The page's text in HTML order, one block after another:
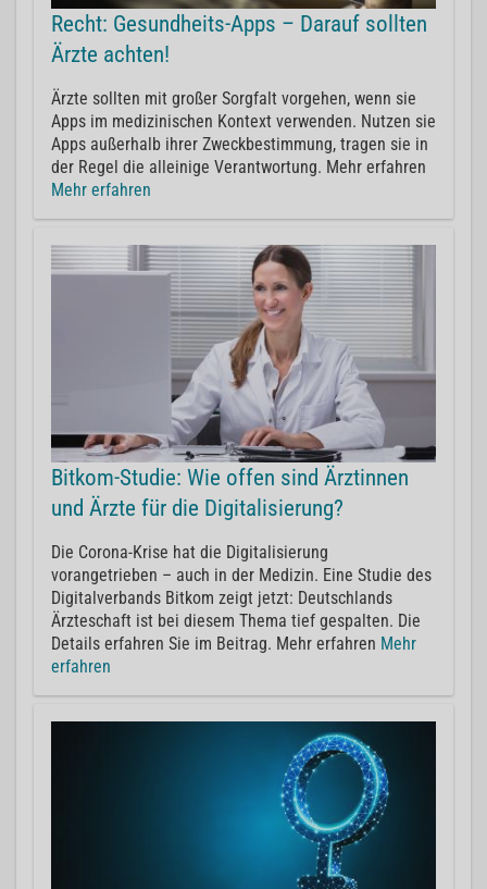
Recht: Gesundheits-Apps – Darauf sollten
Ärzte achten!
Ärzte sollten mit großer Sorgfalt vorgehen, wenn sie
Apps im medizinischen Kontext verwenden. Nutzen sie
Apps außerhalb ihrer Zweckbestimmung, tragen sie in
der Regel die alleinige Verantwortung. Mehr erfahren
Mehr erfahren
Bitkom-Studie: Wie offen sind Ärztinnen
und Ärzte für die Digitalisierung?
Die Corona-Krise hat die Digitalisierung
vorangetrieben – auch in der Medizin. Eine Studie des
Digitalverbands Bitkom zeigt jetzt: Deutschlands
Ärzteschaft ist bei diesem Thema tief gespalten. Die
Details erfahren Sie im Beitrag. Mehr erfahren Mehr
erfahren